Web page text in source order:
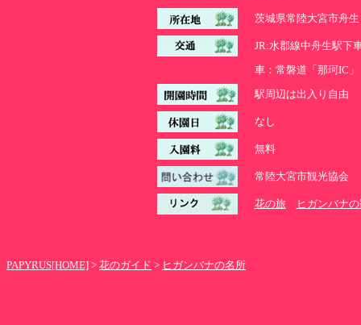
茨城県常陸大宮市舟生
JR:水郡線中舟生駅
車：常磐道「那珂
駅周辺は出入り自由
なし
無料
常陸大宮市観光協会
花の旅 ヒガンバナ
PAPYRUS[HOME] > 花のガイド > ヒガンバナの名所